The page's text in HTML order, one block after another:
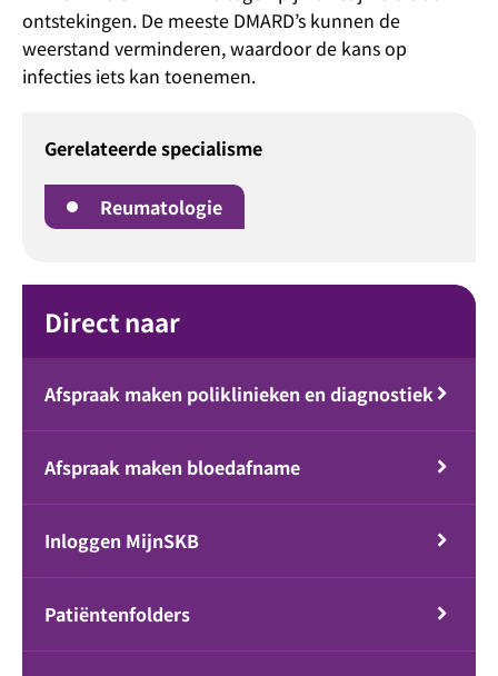
ontstekingen. De meeste DMARD’s kunnen de
weerstand verminderen, waardoor de kans op
infecties iets kan toenemen.
Gerelateerde specialisme
Reumatologie
Direct naar
Afspraak maken poliklinieken en diagnostiek
Afspraak maken bloedafname
Inloggen MijnSKB
Patiëntenfolders